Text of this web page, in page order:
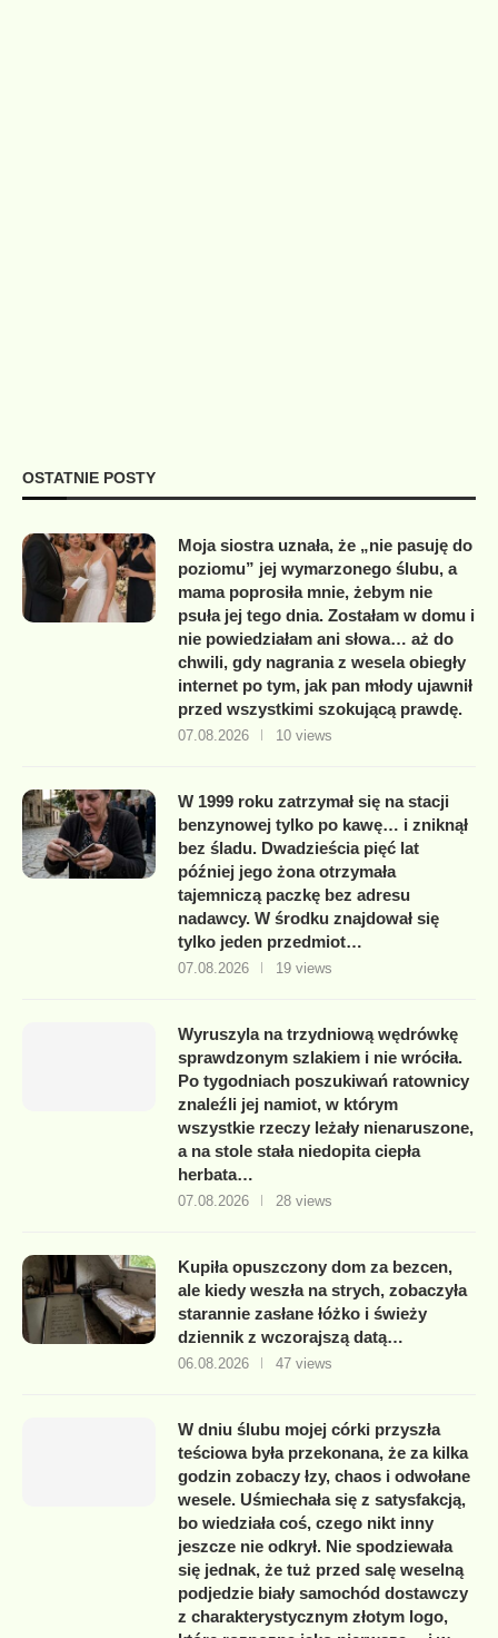
OSTATNIE POSTY
Moja siostra uznała, że „nie pasuję do
poziomu” jej wymarzonego ślubu, a
mama poprosiła mnie, żebym nie
psuła jej tego dnia. Zostałam w domu i
nie powiedziałam ani słowa… aż do
chwili, gdy nagrania z wesela obiegły
internet po tym, jak pan młody ujawnił
przed wszystkimi szokującą prawdę.
07.08.2026 10 views
W 1999 roku zatrzymał się na stacji
benzynowej tylko po kawę… i zniknął
bez śladu. Dwadzieścia pięć lat
później jego żona otrzymała
tajemniczą paczkę bez adresu
nadawcy. W środku znajdował się
tylko jeden przedmiot…
07.08.2026 19 views
Wyruszyla na trzydniową wędrówkę
sprawdzonym szlakiem i nie wróciła.
Po tygodniach poszukiwań ratownicy
znaleźli jej namiot, w którym
wszystkie rzeczy leżały nienaruszone,
a na stole stała niedopita ciepła
herbata…
07.08.2026 28 views
Kupiła opuszczony dom za bezcen,
ale kiedy weszła na strych, zobaczyła
starannie zasłane łóżko i świeży
dziennik z wczorajszą datą…
06.08.2026 47 views
W dniu ślubu mojej córki przyszła
teściowa była przekonana, że za kilka
godzin zobaczy łzy, chaos i odwołane
wesele. Uśmiechała się z satysfakcją,
bo wiedziała coś, czego nikt inny
jeszcze nie odkrył. Nie spodziewała
się jednak, że tuż przed salę weselną
podjedzie biały samochód dostawczy
z charakterystycznym złotym logo,